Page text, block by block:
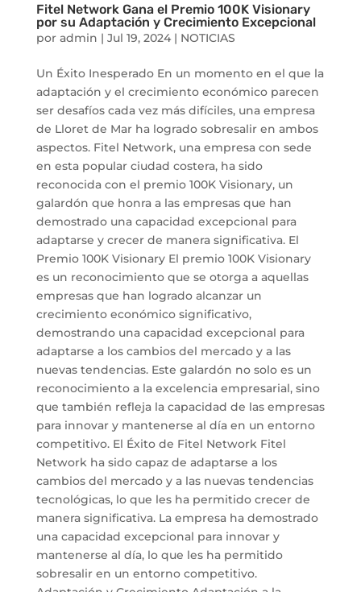
Fitel Network Gana el Premio 100K Visionary
por su Adaptación y Crecimiento Excepcional
por admin | Jul 19, 2024| NOTICIAS
Un Éxito Inesperado En un momento en el que la
adaptación y el crecimiento económico parecen
ser desafíos cada vez más difíciles, una empresa
de Lloret de Mar ha logrado sobresalir en ambos
aspectos. Fitel Network, una empresa con sede
en esta popular ciudad costera, ha sido
reconocida con el premio 100K Visionary, un
galardón que honra a las empresas que han
demostrado una capacidad excepcional para
adaptarse y crecer de manera significativa. El
Premio 100K Visionary El premio 100K Visionary
es un reconocimiento que se otorga a aquellas
empresas que han logrado alcanzar un
crecimiento económico significativo,
demostrando una capacidad excepcional para
adaptarse a los cambios del mercado y a las
nuevas tendencias. Este galardón no solo es un
reconocimiento a la excelencia empresarial, sino
que también refleja la capacidad de las empresas
para innovar y mantenerse al día en un entorno
competitivo. El Éxito de Fitel Network Fitel
Network ha sido capaz de adaptarse a los
cambios del mercado y a las nuevas tendencias
tecnológicas, lo que les ha permitido crecer de
manera significativa. La empresa ha demostrado
una capacidad excepcional para innovar y
mantenerse al día, lo que les ha permitido
sobresalir en un entorno competitivo.